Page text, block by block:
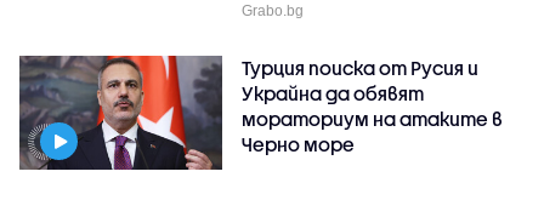
Grabo.bg
Турция поиска от Русия и
Украйна да обявят
мораториум на атаките в
Черно море